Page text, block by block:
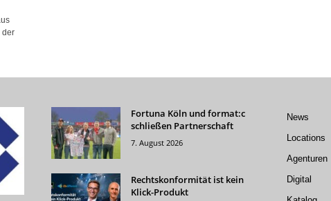
der
Fortuna Köln und format:c
schließen Partnerschaft
7. August 2026
Rechtskonformität ist kein
Klick-Produkt
News
Locations
Agenturen
Digital